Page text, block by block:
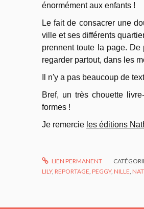
énormément aux enfants !
Le fait de consacrer une
ville et ses différents
prennent toute la page.
regarder partout, dans les
Il n'y a pas beaucoup de
Bref, un très chouette
formes !
Je remercie les éditions
LIEN PERMANENT
LILY, REPORTAGE PEGGY, NILLE